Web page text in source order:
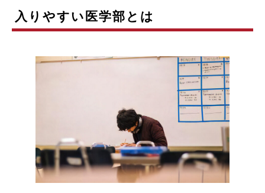
入りやすい医学部とは